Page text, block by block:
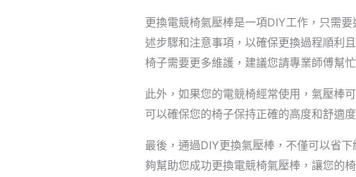
更換電競椅氣壓棒是一項DIY工作，只需
述步驟和注意事項，以確保更換過程順利
椅子需要更多維護，建議您請專業師傅幫忙
此外，如果您的電競椅經常使用，氣壓棒
可以確保您的椅子保持正確的高度和舒適度
最後，通過DIY更換氣壓棒，不僅可以省
夠幫助您成功更換電競椅氣壓棒，讓您的